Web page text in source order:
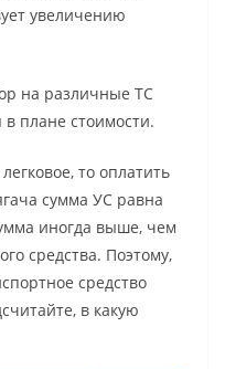
увеличению
на различные ТС
плане стоимости.
то оплатить
сумма УС равна
иногда выше, чем
средства. Поэтому,
средство
в какую